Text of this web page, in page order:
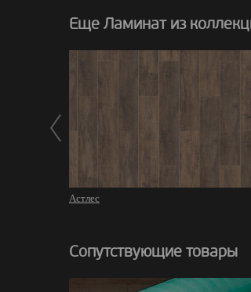
Еще Ламинат из
Астлес
Сопутствующие товары